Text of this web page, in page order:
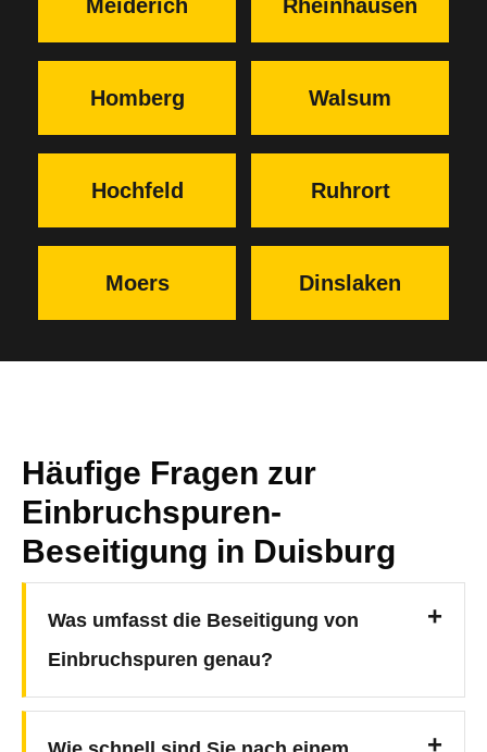
Meiderich Rheinhausen
Homberg Walsum
Hochfeld Ruhrort
Moers Dinslaken
Häufige Fragen zur
Einbruchspuren-
Beseitigung in Duisburg
Was umfasst die Beseitigung von
Einbruchspuren genau?